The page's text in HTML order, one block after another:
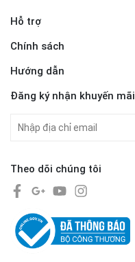
Hỗ trợ
Chính sách
Hướng dẫn
Đăng ký nhận khuyến mãi
Theo dõi chúng tôi